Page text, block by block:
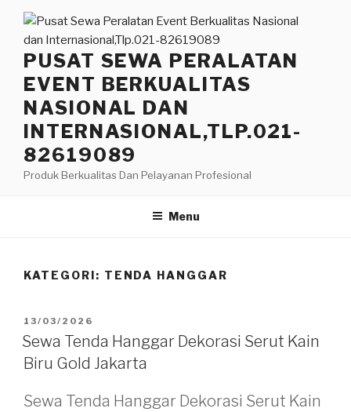
Lompat
konten
PUSAT SEWA PERALATAN
EVENT BERKUALITAS
NASIONAL DAN
INTERNASIONAL,TLP.021-
82619089
Produk Berkualitas Dan Pelayanan Profesional
Menu
KATEGORI: TENDA HANGGAR
DIPOSKAN
PADA
13/03/2026
Sewa Tenda Hanggar Dekorasi Serut Kain
Biru Gold Jakarta
Sewa Tenda Hanggar Dekorasi Serut Kain